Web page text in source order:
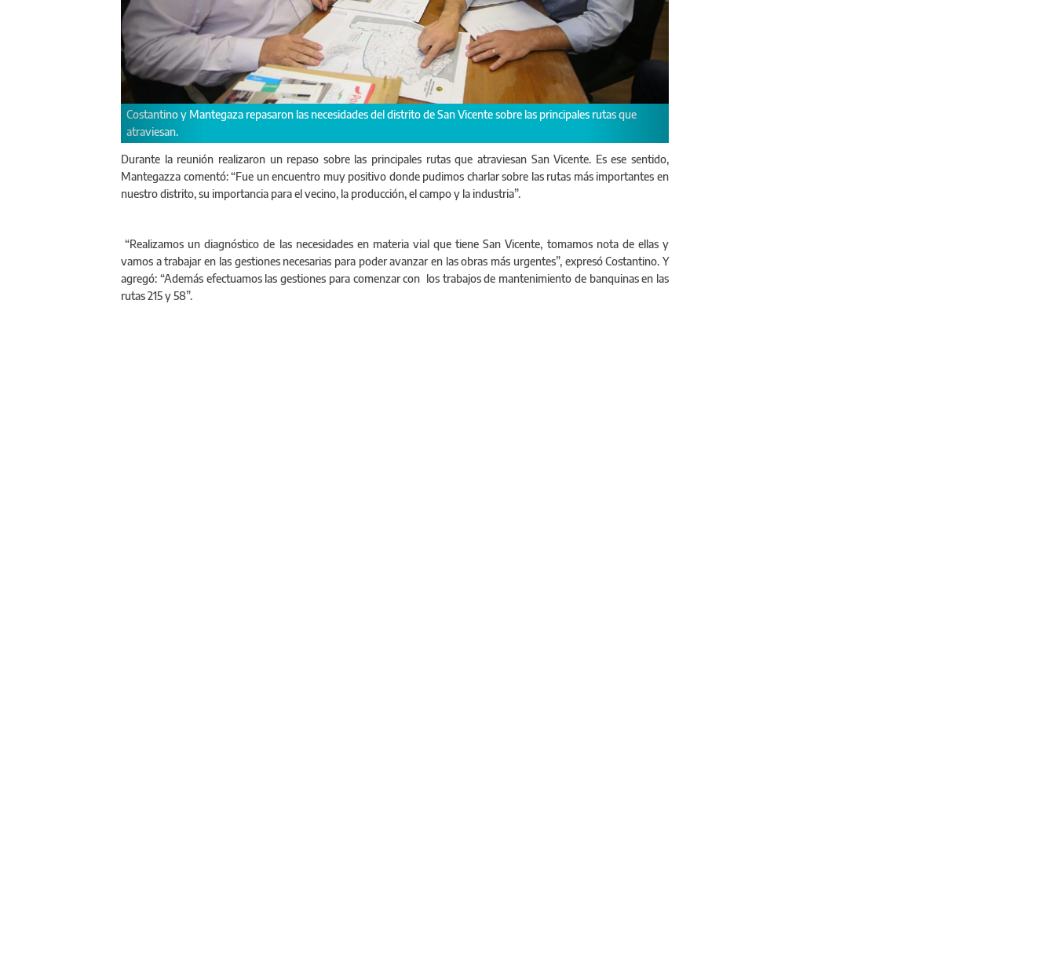
Costantino y Mantegaza repasaron las necesidades del distrito de San Vicente sobre las principales rutas que
atraviesan.
Durante la reunión realizaron un repaso sobre las principales rutas que atraviesan San Vicente. Es ese sentido,
Mantegazza comentó: “Fue un encuentro muy positivo donde pudimos charlar sobre las rutas más importantes en
nuestro distrito, su importancia para el vecino, la producción, el campo y la industria”.
“Realizamos un diagnóstico de las necesidades en materia vial que tiene San Vicente, tomamos nota de ellas y
vamos a trabajar en las gestiones necesarias para poder avanzar en las obras más urgentes”, expresó Costantino. Y
agregó: “Además efectuamos las gestiones para comenzar con los trabajos de mantenimiento de banquinas en las
rutas 215 y 58”.